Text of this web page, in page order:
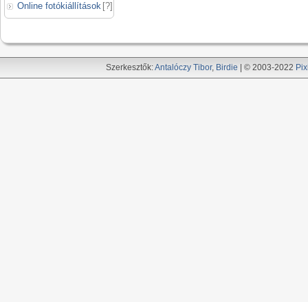
Online fotókiállítások [?]
Szerkesztők:Antalóczy Tibor, Birdie | © 2003-2022